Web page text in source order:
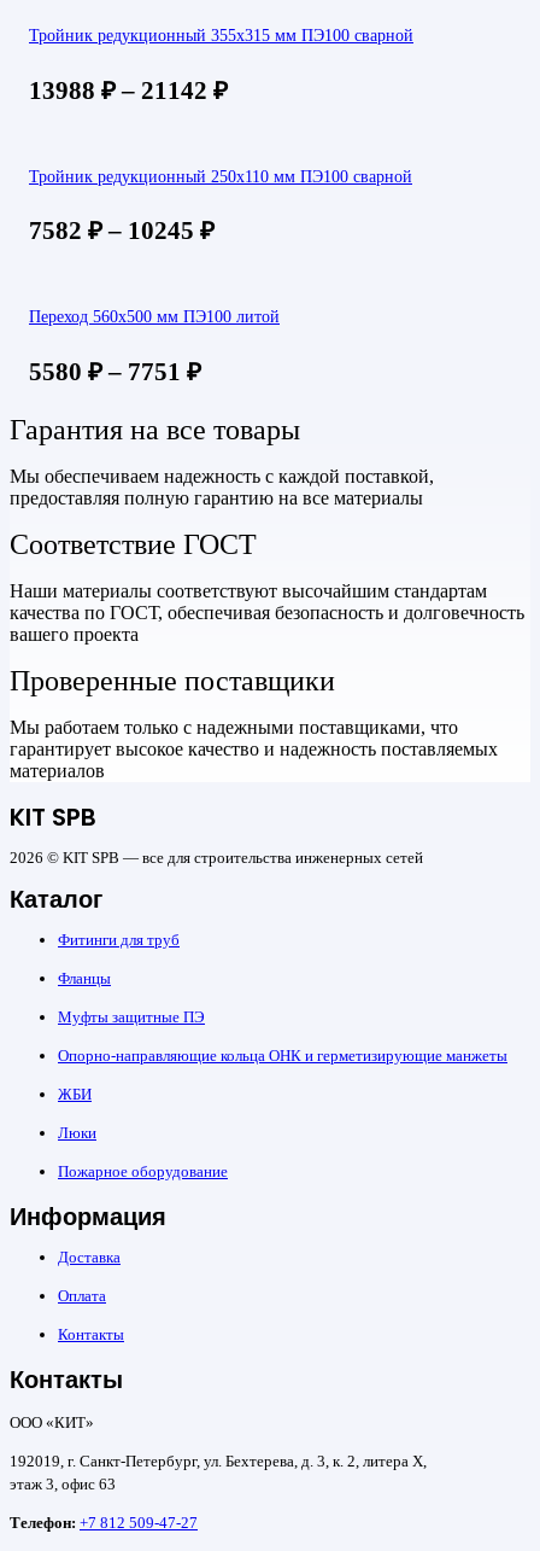
Тройник редукционный 355х315 мм ПЭ100 сварной
13988 ₽– 21142 ₽
Тройник редукционный 250х110 мм ПЭ100 сварной
7582 ₽– 10245 ₽
Переход 560х500 мм ПЭ100 литой
5580 ₽– 7751 ₽
Гарантия на все товары
Мы обеспечиваем надежность с каждой поставкой,
предоставляя полную гарантию на все материалы
Соответствие ГОСТ
Наши материалы соответствуют высочайшим стандартам
качества по ГОСТ, обеспечивая безопасность и долговечность
вашего проекта
Проверенные поставщики
Мы работаем только с надежными поставщиками, что
гарантирует высокое качество и надежность поставляемых
материалов
KIT SPB
2026 © KIT SPB — все для строительства инженерных сетей
Каталог
Фитинги для труб
Фланцы
Муфты защитные ПЭ
Опорно-направляющие кольца ОНК и герметизирующие манжеты
ЖБИ
Люки
Пожарное оборудование
Информация
Доставка
Оплата
Контакты
Контакты
ООО «КИТ»
192019, г. Санкт-Петербург, ул. Бехтерева, д. 3, к. 2, литера Х,
этаж 3, офис 63
Телефон: +7 812 509-47-27